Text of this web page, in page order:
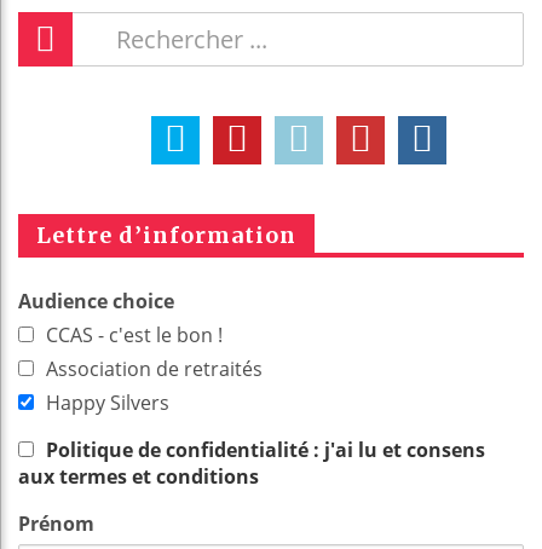
Lettre d’information
Audience choice
CCAS - c'est le bon !
Association de retraités
Happy Silvers
Politique de confidentialité : j'ai lu et consens
aux termes et conditions
Prénom